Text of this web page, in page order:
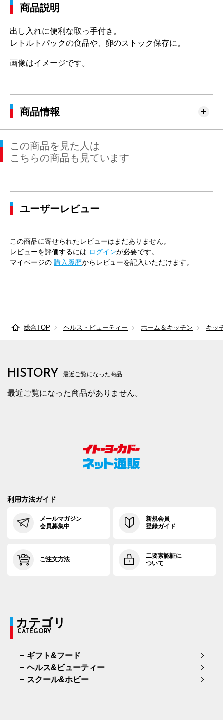
商品説明
出し入れに便利な取っ手付き。
レトルトパックの食品や、卵のストック保存に。
画像はイメージです。
商品情報
この商品を見た人は
こちらの商品も見ています
ユーザーレビュー
この商品に寄せられたレビューはまだありません。
レビューを評価するには ログインが必要です。
マイページの 購入履歴からレビューを記入いただけます。
総合TOP ヘルス・ビューティー ホーム＆キッチン キッ
HISTORY 最近ご覧になった商品
最近ご覧になった商品がありません。
利用方法ガイド
メールマガジン
会員募集中
新規会員
登録ガイド
ご注文方法
二要素認証に
ついて
カテゴリ
CATEGORY
ギフト&フード
ヘルス&ビューティー
スクール&ホビー